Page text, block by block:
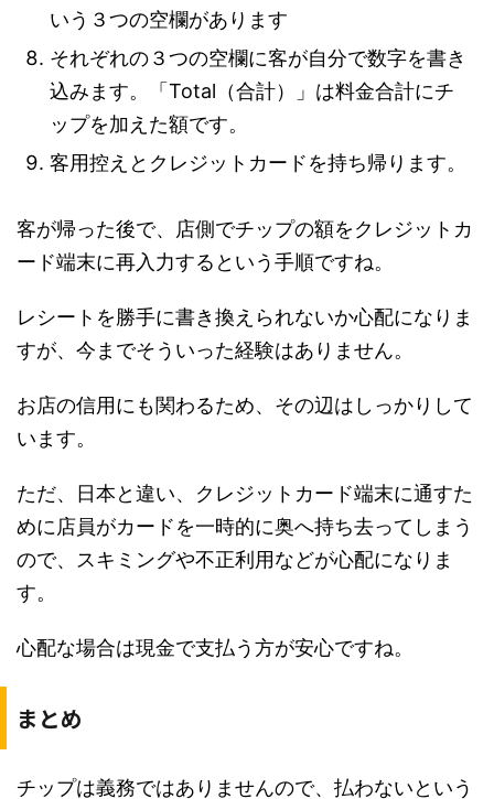
いう３つの空欄があります
それぞれの３つの空欄に客が自分で数字を書き
込みます。「Total（合計）」は料金合計にチ
ップを加えた額です。
客用控えとクレジットカードを持ち帰ります。
客が帰った後で、店側でチップの額をクレジットカ
ード端末に再入力するという手順ですね。
レシートを勝手に書き換えられないか心配になりま
すが、今までそういった経験はありません。
お店の信用にも関わるため、その辺はしっかりして
います。
ただ、日本と違い、クレジットカード端末に通すた
めに店員がカードを一時的に奥へ持ち去ってしまう
ので、スキミングや不正利用などが心配になりま
す。
心配な場合は現金で支払う方が安心ですね。
まとめ
チップは義務ではありませんので、払わないという